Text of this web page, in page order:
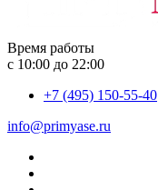
Время работы
с 10:00 до 22:00
+7 (495) 150-55-40
info@primyase.ru